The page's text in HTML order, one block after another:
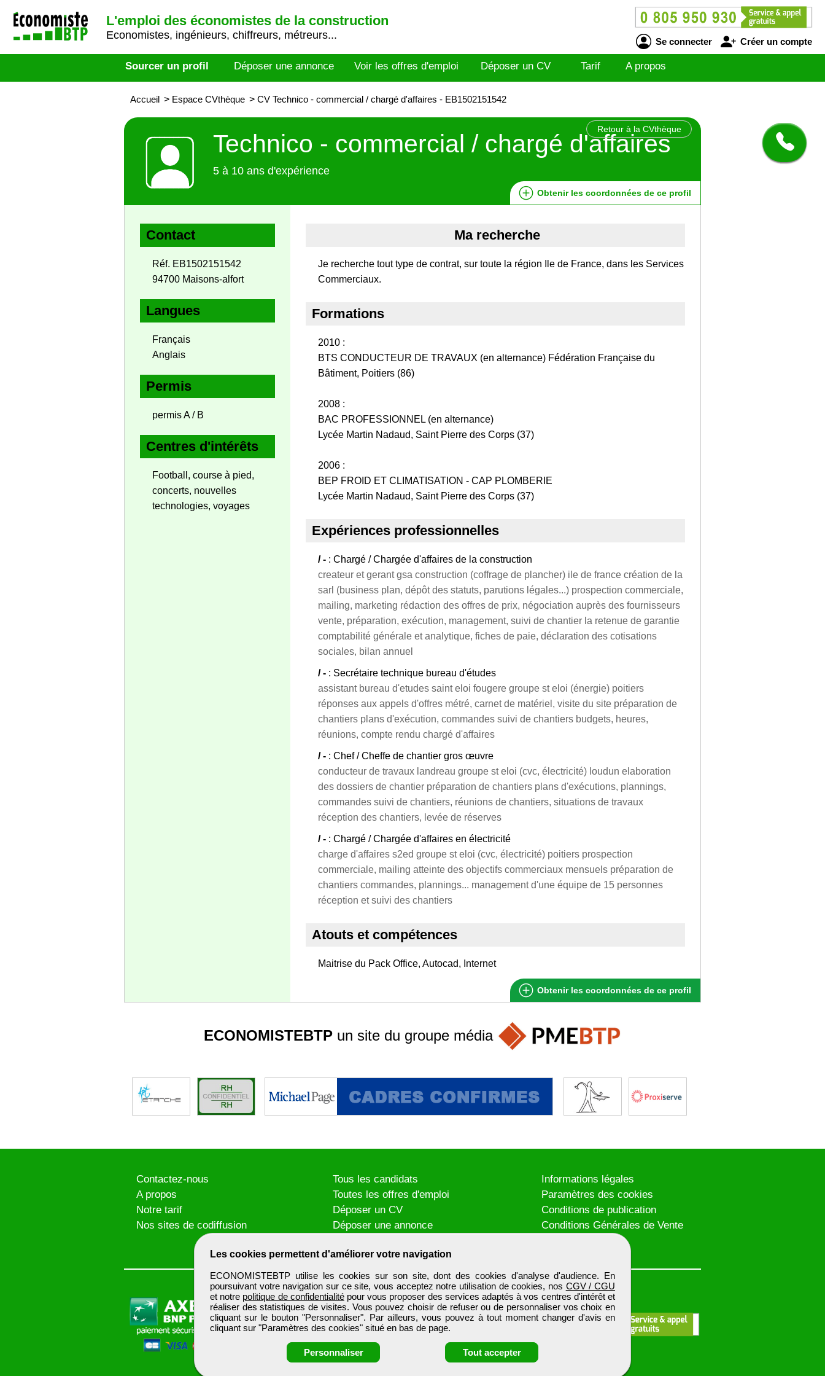
L'emploi des économistes de la construction
Economistes, ingénieurs, chiffreurs, métreurs...
Se connecter Créer un compte
Sourcer un profil Déposer une annonce Voir les offres d'emploi Déposer un CV Tarif A propos
Accueil > Espace CVthèque > CV Technico - commercial / chargé d'affaires - EB1502151542
Retour à la CVthèque
Technico - commercial / chargé d'affaires
5 à 10 ans d'expérience
Obtenir les coordonnées de ce profil
Contact
Réf. EB1502151542
94700 Maisons-alfort
Langues
Français
Anglais
Permis
permis A / B
Centres d'intérêts
Football, course à pied,
concerts, nouvelles
technologies, voyages
Ma recherche
Je recherche tout type de contrat, sur toute la région Ile de France, dans les Services
Commerciaux.
Formations
2010 :
BTS CONDUCTEUR DE TRAVAUX (en alternance) Fédération Française du
Bâtiment, Poitiers (86)
2008 :
BAC PROFESSIONNEL (en alternance)
Lycée Martin Nadaud, Saint Pierre des Corps (37)
2006 :
BEP FROID ET CLIMATISATION - CAP PLOMBERIE
Lycée Martin Nadaud, Saint Pierre des Corps (37)
Expériences professionnelles
/ - : Chargé / Chargée d'affaires de la construction
createur et gerant gsa construction (coffrage de plancher) ile de france création de la
sarl (business plan, dépôt des statuts, parutions légales...) prospection commerciale,
mailing, marketing rédaction des offres de prix, négociation auprès des fournisseurs
vente, préparation, exécution, management, suivi de chantier la retenue de garantie
comptabilité générale et analytique, fiches de paie, déclaration des cotisations
sociales, bilan annuel
/ - : Secrétaire technique bureau d'études
assistant bureau d'etudes saint eloi fougere groupe st eloi (énergie) poitiers
réponses aux appels d'offres métré, carnet de matériel, visite du site préparation de
chantiers plans d'exécution, commandes suivi de chantiers budgets, heures,
réunions, compte rendu chargé d'affaires
/ - : Chef / Cheffe de chantier gros œuvre
conducteur de travaux landreau groupe st eloi (cvc, électricité) loudun elaboration
des dossiers de chantier préparation de chantiers plans d'exécutions, plannings,
commandes suivi de chantiers, réunions de chantiers, situations de travaux
réception des chantiers, levée de réserves
/ - : Chargé / Chargée d'affaires en électricité
charge d'affaires s2ed groupe st eloi (cvc, électricité) poitiers prospection
commerciale, mailing atteinte des objectifs commerciaux mensuels préparation de
chantiers commandes, plannings... management d'une équipe de 15 personnes
réception et suivi des chantiers
Atouts et compétences
Maitrise du Pack Office, Autocad, Internet
Obtenir les coordonnées de ce profil
Les cookies permettent d'améliorer votre navigation
ECONOMISTEBTP utilise les cookies sur son site, dont des cookies d'analyse d'audience. En
poursuivant votre navigation sur ce site, vous acceptez notre utilisation de cookies, nos CGV / CGU
et notre politique de confidentialitépour vous proposer des services adaptés à vos centres d'intérêt et
réaliser des statistiques de visites. Vous pouvez choisir de refuser ou de personnaliser vos choix en
cliquant sur le bouton "Personnaliser". Par ailleurs, vous pouvez à tout moment changer d'avis en
cliquant sur "Paramètres des cookies" situé en bas de page.
Personnaliser Tout accepter
ECONOMISTEBTPun site du groupe média
Contactez-nous
A propos
Notre tarif
Nos sites de codiffusion
Tous les candidats
Toutes les offres d'emploi
Déposer un CV
Déposer une annonce
Informations légales
Paramètres des cookies
Conditions de publication
Conditions Générales de Vente